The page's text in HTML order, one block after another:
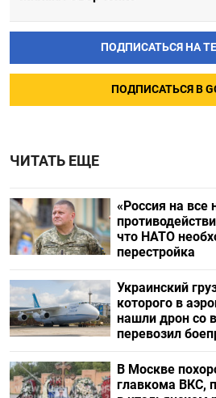
ПОДПИСАТЬСЯ НА
ПОДПИСАТЬСЯ В
ЧИТАТЬ ЕЩЕ
«Россия на все
что НАТО
перестройка
Украинский
которого в
нашли дрон со
перевозил
В Москве
главкома ВКС,